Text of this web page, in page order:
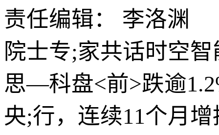
责任编辑： 李洛渊
院士专;家共话时空
思—科盘<前>跌逾
央;行，连续11个月